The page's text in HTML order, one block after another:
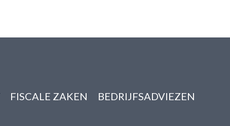
FISCALE ZAKEN BEDRIJFSADVIEZEN